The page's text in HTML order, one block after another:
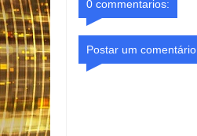
0 commentarios:
Postar um comentário